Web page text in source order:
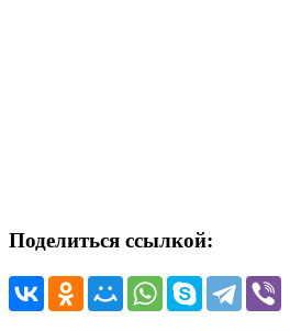
Поделиться ссылкой: